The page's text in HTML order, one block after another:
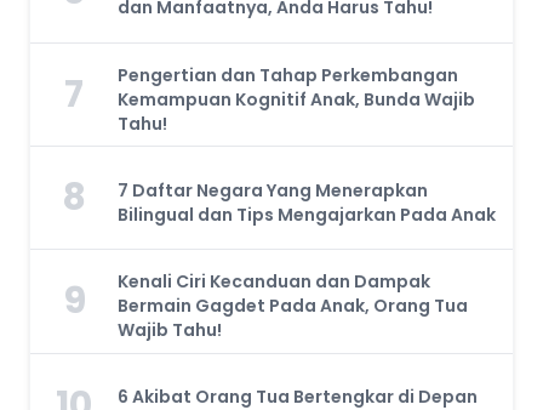
dan Manfaatnya, Anda Harus Tahu!
7
Pengertian dan Tahap Perkembangan
Kemampuan Kognitif Anak, Bunda Wajib
Tahu!
8
7 Daftar Negara Yang Menerapkan
Bilingual dan Tips Mengajarkan Pada Anak
9
Kenali Ciri Kecanduan dan Dampak
Bermain Gagdet Pada Anak, Orang Tua
Wajib Tahu!
6 Akibat Orang Tua Bertengkar di Depan